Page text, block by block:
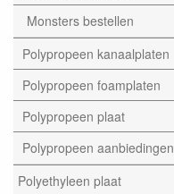
Monsters bestellen
Polypropeen kanaalplaten
Polypropeen foamplaten
Polypropeen plaat
Polypropeen aanbiedingen
Polyethyleen plaat